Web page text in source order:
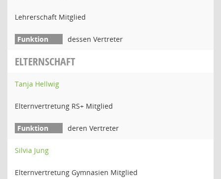
Lehrerschaft Mitglied
dessen Vertreter
ELTERNSCHAFT
Tanja Hellwig
Elternvertretung RS+ Mitglied
deren Vertreter
Silvia Jung
Elternvertretung Gymnasien Mitglied